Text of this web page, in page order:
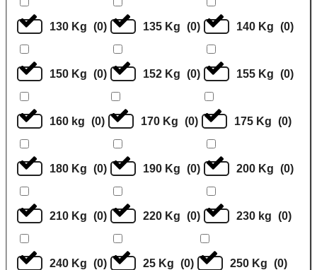
130 Kg (0) 135 Kg (0) 140 Kg (0)
150 Kg (0) 152 Kg (0) 155 Kg (0)
160 kg (0) 170 Kg (0) 175 Kg (0)
180 Kg (0) 190 Kg (0) 200 Kg (0)
210 Kg (0) 220 Kg (0) 230 kg (0)
240 Kg (0) 25 Kg (0) 250 Kg (0)